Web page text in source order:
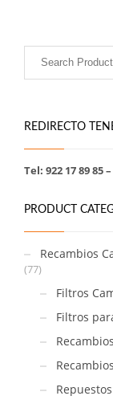
REDIRECTO
Tel: 922 17 89 85
PRODUCT
Recambios
(77)
Filtros
Filtros